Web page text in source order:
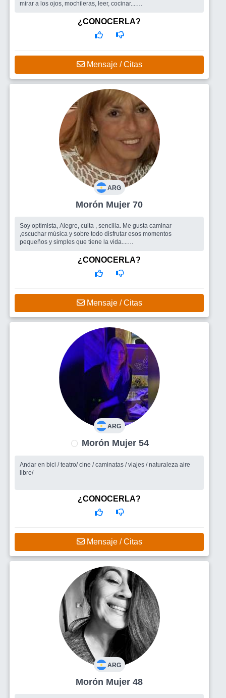
mirar a los ojos, mochileras, leer, cocinar....
¿CONOCERLA?
Mensaje / Citas
ARG
Morón Mujer 70
Soy optimista, Alegre, culta , sencilla. Me gusta caminar
,escuchar música y sobre todo disfrutar esos momentos
pequeños y simples que tiene la vida....
café, una charla, hasta la vida misma, si se da.
¿CONOCERLA?
Mensaje / Citas
ARG
Morón Mujer 54
Andar en bici / teatro/ cine / caminatas / viajes / naturaleza aire
libre/
¿CONOCERLA?
Mensaje / Citas
ARG
Morón Mujer 48